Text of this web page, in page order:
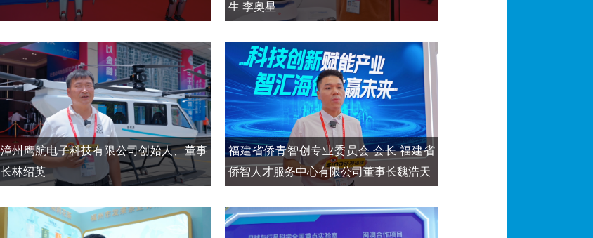
生 李奥星
漳州鹰航电子科技有限公司创始人、董事
长林绍英
福建省侨青智创专业委员会 会长 福建省
侨智人才服务中心有限公司董事长魏浩天